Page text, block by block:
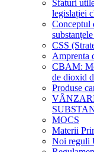
Sfaturi
legislației
Conceptul
CSS
Amprenta
CBAM:
de dioxid
Produse
MOCS
Materii
Noi reguli